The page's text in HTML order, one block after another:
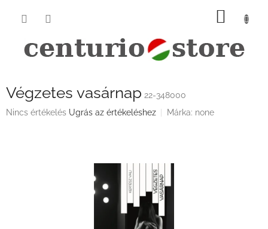
KOSÁR
Végzetes vasárnap 22-348000
A
Nincs értékelés Ugrás az értékeléshez Márka: none